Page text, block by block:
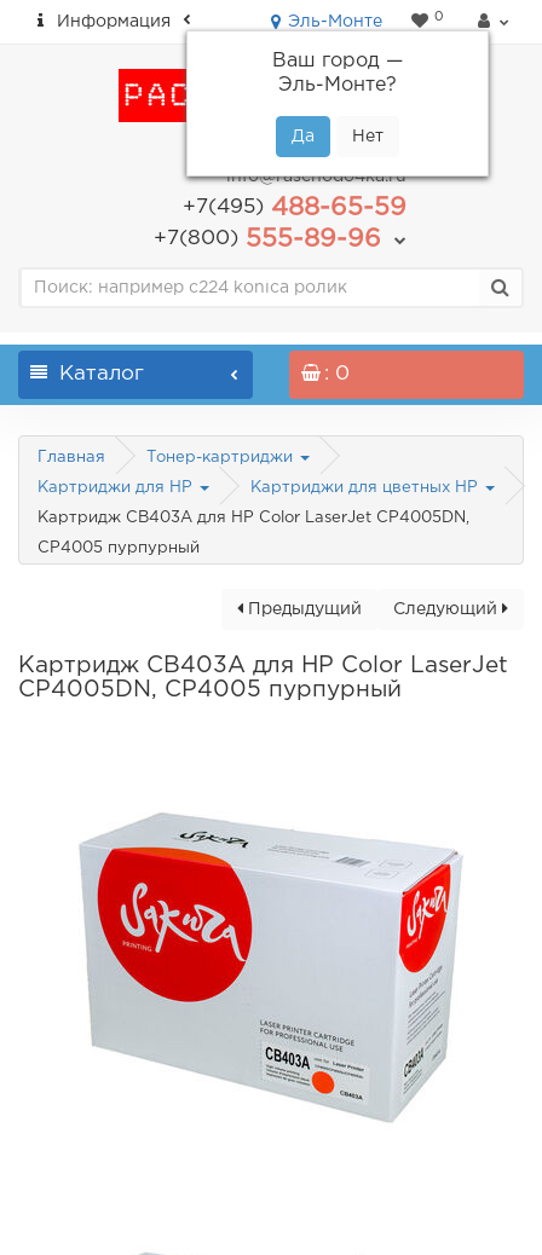
Информация Эль-Монте
Ваш город —
Эль-Монте?
0
пн-пт: с 9.00 до 18.00
info@raschodo4ka.ru
+7(495)488-65-59
+7(800)555-89-96
Каталог : 0
Главная Тонер-картриджи
Картриджи для HP Картриджи для цветных HP
Картридж CB403A для HP Color LaserJet CP4005DN,
CP4005 пурпурный
Следующий
Предыдущий
Картридж CB403A для HP Color LaserJet
CP4005DN, CP4005 пурпурный